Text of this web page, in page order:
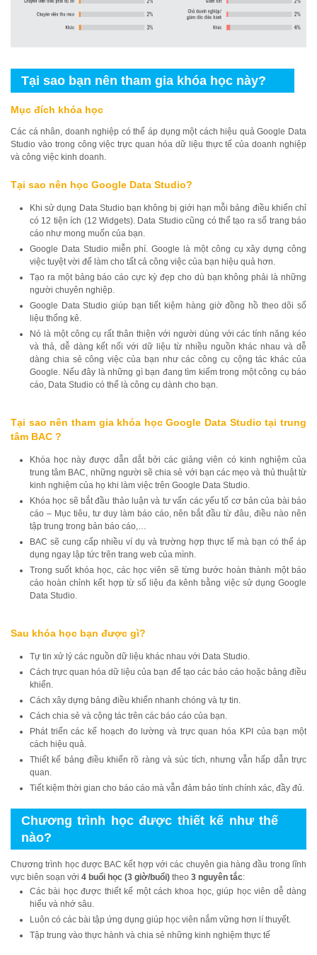
Tại sao bạn nên tham gia khóa học này?
Mục đích khóa học
Các cá nhân, doanh nghiệp có thể áp dụng một cách hiệu quả Google Data
Studio vào trong công việc trực quan hóa dữ liệu thực tế của doanh nghiệp
và công việc kinh doanh.
Tại sao nên học Google Data Studio?
Khi sử dụng Data Studio bạn không bị giới hạn mỗi bảng điều khiển chỉ
có 12 tiện ích (12 Widgets). Data Studio cũng có thể tạo ra số trang báo
cáo như mong muốn của bạn.
Google Data Studio miễn phí. Google là một công cụ xây dựng công
việc tuyệt vời để làm cho tất cả công việc của bạn hiệu quả hơn.
Tạo ra một bảng báo cáo cực kỳ đẹp cho dù bạn không phải là những
người chuyên nghiệp.
Google Data Studio giúp bạn tiết kiệm hàng giờ đồng hồ theo dõi số
liệu thống kê.
Nó là một công cụ rất thân thiện với người dùng với các tính năng kéo
và thả, dễ dàng kết nối với dữ liệu từ nhiều nguồn khác nhau và dễ
dàng chia sẻ công việc của bạn như các công cụ cộng tác khác của
Google. Nếu đây là những gì bạn đang tìm kiếm trong một công cụ báo
cáo, Data Studio có thể là công cụ dành cho bạn.
Tại sao nên tham gia khóa học Google Data Studio tại trung
tâm BAC ?
Khóa học này được dẫn dắt bởi các giảng viên có kinh nghiệm của
trung tâm BAC, những người sẽ chia sẻ với bạn các mẹo và thủ thuật từ
kinh nghiệm của họ khi làm việc trên Google Data Studio.
Khóa học sẽ bắt đầu thảo luận và tư vấn các yếu tố cơ bản của bài báo
cáo – Mục tiêu, tư duy làm báo cáo, nên bắt đầu từ đâu, điều nào nên
tập trung trong bản báo cáo,…
BAC sẽ cung cấp nhiều ví dụ và trường hợp thực tế mà bạn có thể áp
dụng ngay lập tức trên trang web của mình.
Trong suốt khóa học, các học viên sẽ từng bước hoàn thành một báo
cáo hoàn chỉnh kết hợp từ số liệu đa kênh bằng việc sử dụng Google
Data Studio.
Sau khóa học bạn được gì?
Tự tin xử lý các nguồn dữ liệu khác nhau với Data Studio.
Cách trực quan hóa dữ liệu của bạn để tạo các báo cáo hoặc bảng điều
khiển.
Cách xây dựng bảng điều khiển nhanh chóng và tự tin.
Cách chia sẻ và cộng tác trên các báo cáo của bạn.
Phát triển các kế hoạch đo lường và trực quan hóa KPI của bạn một
cách hiệu quả.
Thiết kế bảng điều khiển rõ ràng và súc tích, nhưng vẫn hấp dẫn trực
quan.
Tiết kiệm thời gian cho báo cáo mà vẫn đảm bảo tính chính xác, đầy đủ.
Chương trình học được thiết kế như thế
nào?
Chương trình học được BAC kết hợp với các chuyên gia hàng đầu trong lĩnh
vực biên soạn với 4 buổi học (3 giờ/buổi) theo 3 nguyên tắc:
Các bài học được thiết kế một cách khoa học, giúp học viên dễ dàng
hiểu và nhớ sâu.
Luôn có các bài tập ứng dụng giúp học viên nắm vững hơn lí thuyết.
Tập trung vào thực hành và chia sẻ những kinh nghiệm thực tế